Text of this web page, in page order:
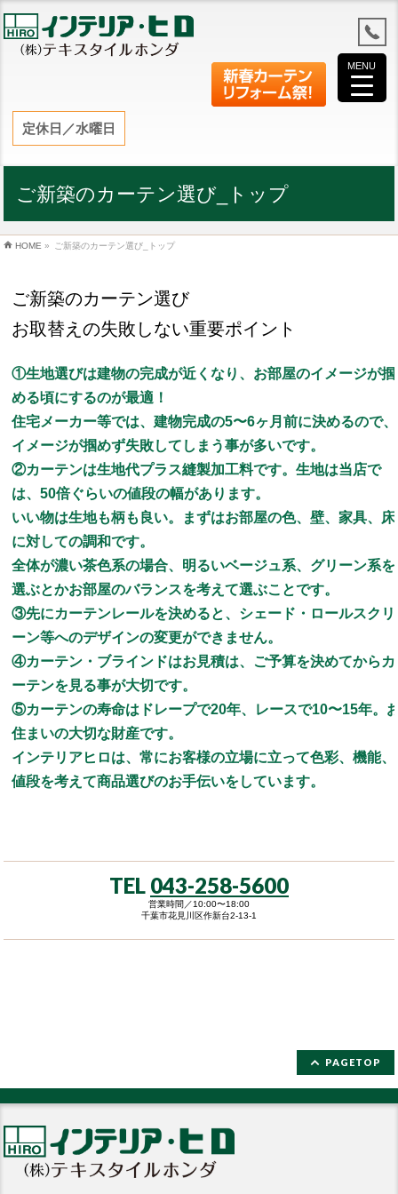
定休日／水曜日
ご新築のカーテン選び_トップ
HOME » ご新築のカーテン選び_トップ
ご新築のカーテン選び
お取替えの失敗しない重要ポイント
①生地選びは建物の完成が近くなり、お部屋のイメージが掴
める頃にするのが最適！
住宅メーカー等では、建物完成の5〜6ヶ月前に決めるので、
イメージが掴めず失敗してしまう事が多いです。
②カーテンは生地代プラス縫製加工料です。生地は当店で
は、50倍ぐらいの値段の幅があります。
いい物は生地も柄も良い。まずはお部屋の色、壁、家具、床
に対しての調和です。
全体が濃い茶色系の場合、明るいベージュ系、グリーン系を
選ぶとかお部屋のバランスを考えて選ぶことです。
③先にカーテンレールを決めると、シェード・ロールスクリ
ーン等へのデザインの変更ができません。
④カーテン・ブラインドはお見積は、ご予算を決めてからカ
ーテンを見る事が大切です。
⑤カーテンの寿命はドレープで20年、レースで10〜15年。
住まいの大切な財産です。
インテリアヒロは、常にお客様の立場に立って色彩、機能、
値段を考えて商品選びのお手伝いをしています。
TEL 043-258-5600
営業時間／10:00〜18:00
千葉市花見川区作新台2-13-1
PAGETOP
MENU